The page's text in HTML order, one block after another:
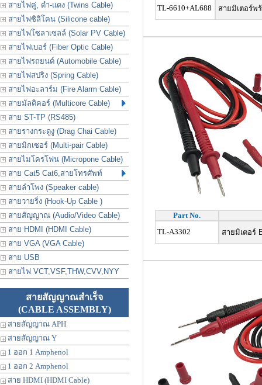
สายไฟคู่, ดำ-แดง (Twins Cable)
สายไฟซิลิโคน (Silicone cable)
สายไฟโซลาเซลล์ (Solar PV Cable)
สายไฟเบอร์ (Fiber Optic Cable)
สายไฟรถยนต์ (Automobile Cable)
สายไฟสปริง (Spring Cable)
สายไฟอะลาร์ม (Fire Alarm Cable)
สายมัลติคอร์ (Multicore Cable)
สาย ST-TP (RS485)
สายรางกระดูงู (Drag Chai Cable)
สายมิกเซอร์ (Multi-pair Cable)
สายไมโครโฟน (Micropone Cable)
สาย Cat5 Cat6,สายโทรศัพท์
สายลำโพง (Speaker cable)
สายวายริ่ง (Hook-Up Cable )
สายสัญญาณ (Audio/Video Cable)
สาย HDMI (HDMI Cable)
สาย VGA (VGA Cable)
สาย USB
สายไฟ VCT,VSF,THW,CVV,NYY
สายสัญญาณสำเร็จ
(CABLE ASSEMBLY)
สายสัญญาณ APH
สายสัญญาณ Y
1 ออก 1 Amphenol
1 ออก 2 Amphenol
สาย HDMI (HDMI Cable)
TL-6610+AL688
สายมิเตอร์พ
Part No.
TL-A3302
สายมิเตอร์